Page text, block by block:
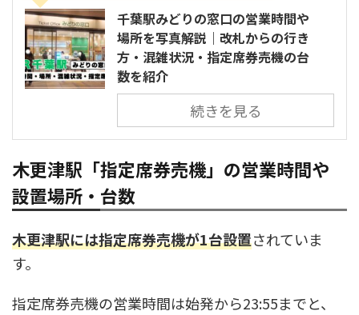
千葉駅みどりの窓口の営業時間や
場所を写真解説｜改札からの行き
方・混雑状況・指定席券売機の台
数を紹介
続きを見る
木更津駅「指定席券売機」の営業時間や
設置場所・台数
木更津駅には指定席券売機が1台設置されていま
す。
指定席券売機の営業時間は始発から23:55までと、